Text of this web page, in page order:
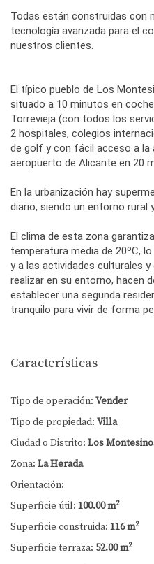
Todas están construidas con
tecnología avanzada para el
nuestros clientes.
El típico pueblo de Los
situado a 10 minutos en
Torrevieja (con todos los
2 hospitales, colegios
de golf y con fácil acceso a la
aeropuerto de Alicante en 20
En la urbanización hay
diario, siendo un entorno rural
El clima de esta zona
temperatura media de 20ºC,
y a las actividades culturales
realizar en su entorno, hacen
establecer una segunda
tranquilo para vivir de forma
Características
Tipo de operación: Vender
Tipo de propiedad: Villa
Ciudad o Distrito: Los
Zona: La Herada
Orientación:
Superficie útil: 100.00 m2
Superficie construida: 116 m2
Superficie terraza: 52.00 m2